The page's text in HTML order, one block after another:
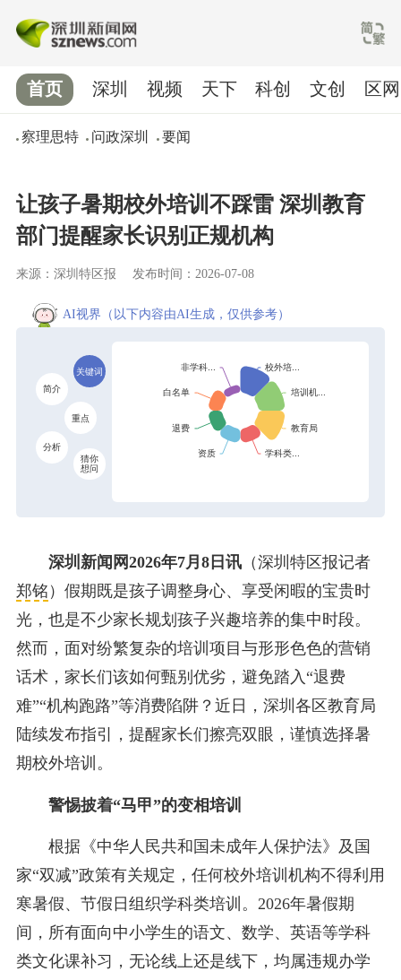
首页
察理思特 问政深圳 要闻
深圳 视频 天下 科创 文创 区网
让孩子暑期校外培训不踩雷 深圳教育
部门提醒家长识别正规机构
来源：深圳特区报 发布时间：2026-07-08
AI视界 （以下内容由AI生成，仅供参考）
关键词
简介
重点
分析
猜你
想问
深圳新闻网2026年7月8日讯（深圳特区报记者
郑铭 ） 假期既是孩子调整身心、享受闲暇的宝贵时
光，也是不少家长规划孩子兴趣培养的集中时段。
然而，面对纷繁复杂的培训项目与形形色色的营销
话术，家长们该如何甄别优劣，避免踏入“退费
难”“机构跑路”等消费陷阱？近日，深圳各区教育局
陆续发布指引，提醒家长们擦亮双眼，谨慎选择暑
期校外培训。
警惕披着“马甲”的变相培训
根据《中华人民共和国未成年人保护法》及国
家“双减”政策有关规定，任何校外培训机构不得利用
寒暑假、节假日组织学科类培训。2026年暑假期
间，所有面向中小学生的语文、数学、英语等学科
类文化课补习，无论线上还是线下，均属违规办学